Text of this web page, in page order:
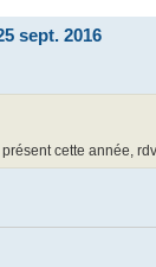
sept. 2016
cette année,